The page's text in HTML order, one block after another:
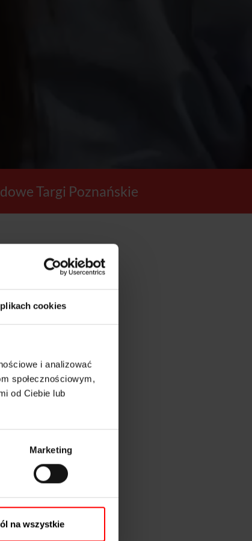
cookies
i analizować
społecznościowym,
od Ciebie lub
Marketing
na wszystkie
Targi Poznańskie
a
łączymy